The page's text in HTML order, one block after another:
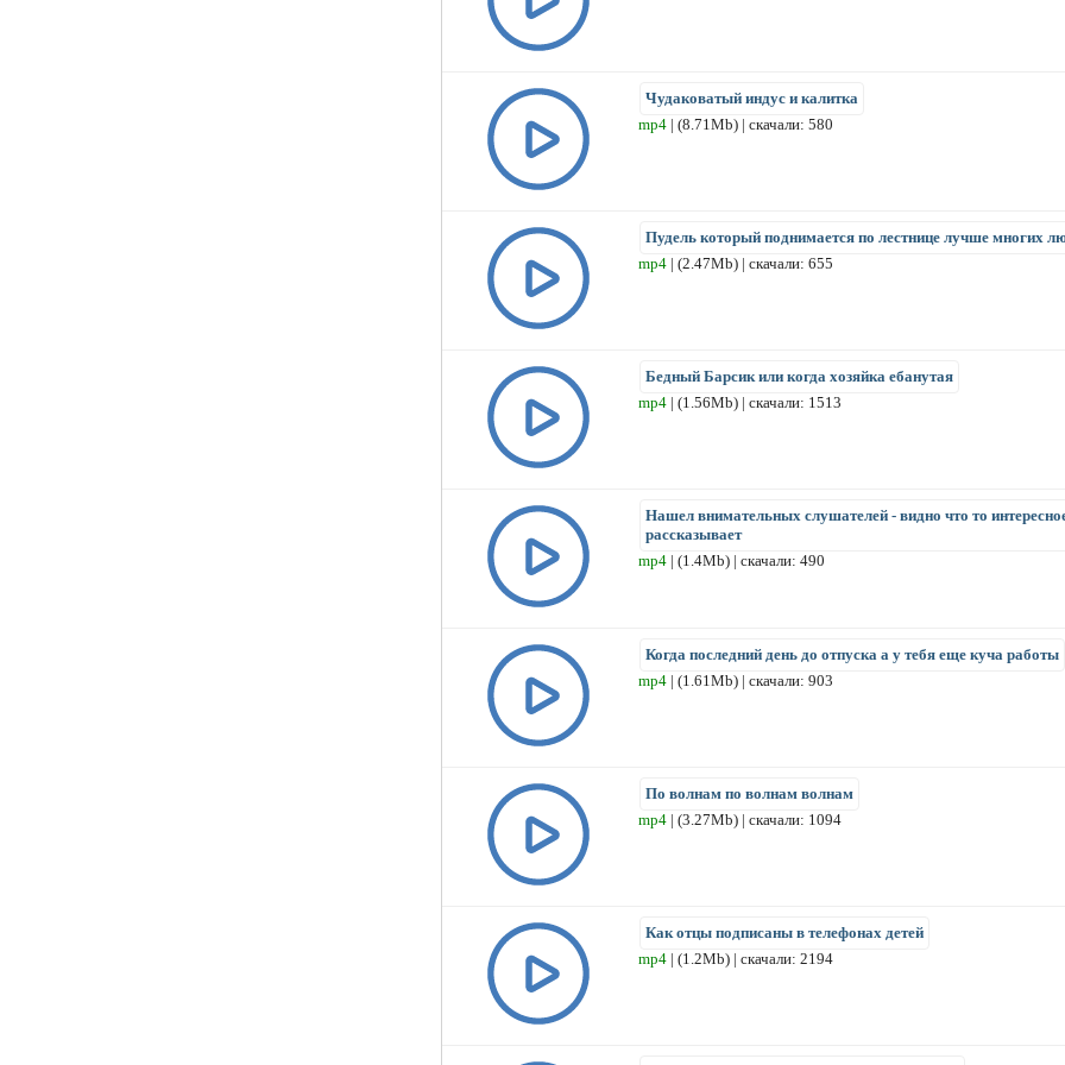
Чудаковатый индус и калитка
mp4 | (8.71Mb) | скачали: 580
Пудель который поднимается по лестнице лучше многих
mp4 | (2.47Mb) | скачали: 655
Бедный Барсик или когда хозяйка ебанутая
mp4 | (1.56Mb) | скачали: 1513
Нашел внимательных слушателей - видно что то
рассказывает
mp4 | (1.4Mb) | скачали: 490
Когда последний день до отпуска а у тебя еще куча работы
mp4 | (1.61Mb) | скачали: 903
По волнам по волнам волнам
mp4 | (3.27Mb) | скачали: 1094
Как отцы подписаны в телефонах детей
mp4 | (1.2Mb) | скачали: 2194